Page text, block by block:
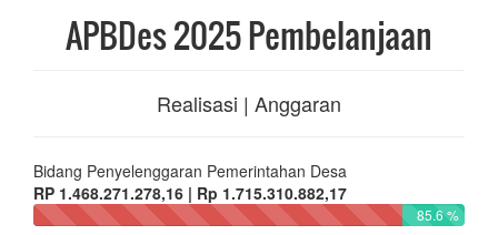
APBDes 2025 Pembelanjaan
Realisasi | Anggaran
Bidang Penyelenggaran Pemerintahan Desa
RP 1.468.271.278,16 | Rp 1.715.310.882,17
85.6 %